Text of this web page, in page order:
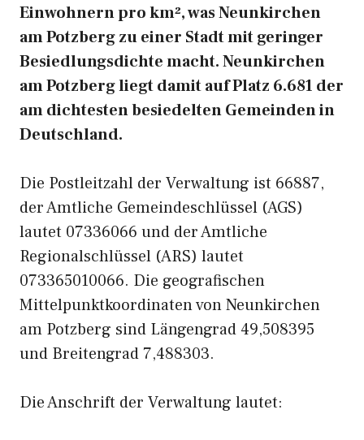
Einwohnern pro km², was Neunkirchen
am Potzberg zu einer Stadt mit geringer
Besiedlungsdichte macht. Neunkirchen
am Potzberg liegt damit auf Platz 6.681 der
am dichtesten besiedelten Gemeinden in
Deutschland.
Die Postleitzahl der Verwaltung ist 66887,
der Amtliche Gemeindeschlüssel (AGS)
lautet 07336066 und der Amtliche
Regionalschlüssel (ARS) lautet
073365010066. Die geografischen
Mittelpunktkoordinaten von Neunkirchen
am Potzberg sind Längengrad 49,508395
und Breitengrad 7,488303.
Die Anschrift der Verwaltung lautet: